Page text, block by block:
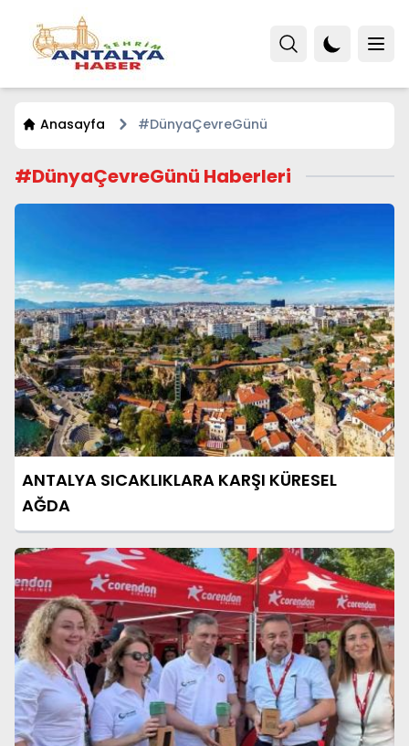
Anasayfa #DünyaÇevreGünü
#DünyaÇevreGünü Haberleri
ANTALYA SICAKLIKLARA KARŞI KÜRESEL
AĞDA